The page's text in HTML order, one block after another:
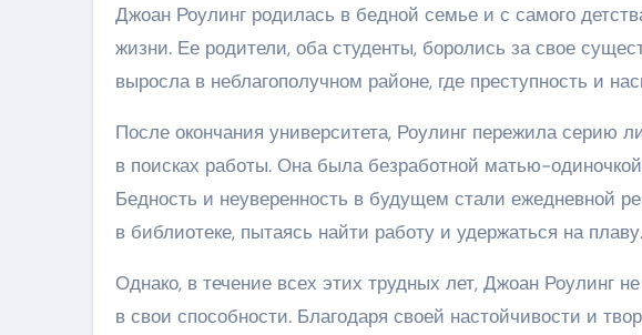
Джоан Роулинг родилась в бедной семье и с самого
жизни. Ее родители, оба студенты, боролись за свое
выросла в неблагополучном районе, где преступность и
После окончания университета, Роулинг пережила серию
в поисках работы. Она была безработной матью-
Бедность и неуверенность в будущем стали ежедневной
в библиотеке, пытаясь найти работу и удержаться на плаву.
Однако, в течение всех этих трудных лет, Джоан Роулинг
в свои способности. Благодаря своей настойчивости и